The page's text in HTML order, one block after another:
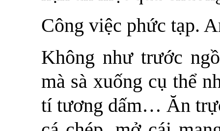
Công việc phức tạp.
Không như trước
mà sà xuống cụ thể
tí tương dấm… Ăn